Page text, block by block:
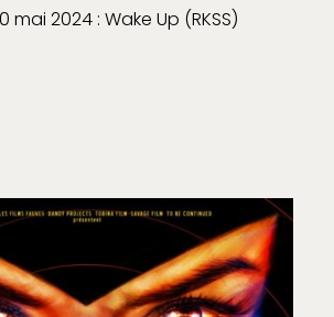
mai 2024 : Wake Up (RKSS)